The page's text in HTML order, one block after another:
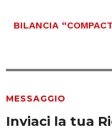
BILANCIA
MESSAGGIO
Inviaci la tua